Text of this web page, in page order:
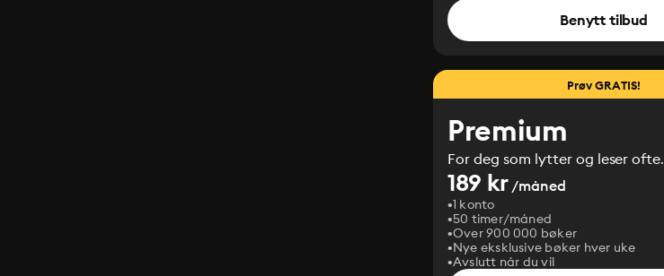
Benytt tilbud
Prøv GRATIS!
Premium
For deg som lytter og leser ofte.
189 kr/måned
1 konto
50 timer/måned
Over 900 000 bøker
Nye eksklusive bøker hver uke
Avslutt når du vil